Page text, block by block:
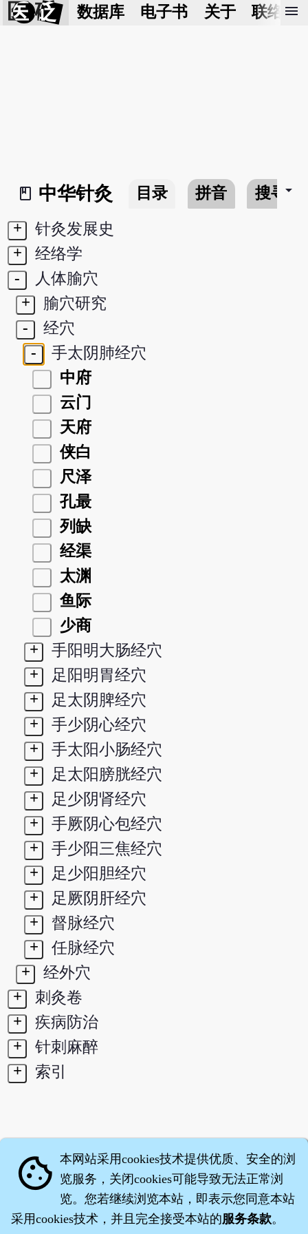
医 砭 数据库 电子书 关于 联络我
menu
book_2
中华针灸 目录 拼音 搜寻arrow_drop_down
+
针灸发展史
+
经络学
-
人体腧穴
+
腧穴研究
-
经穴
-
手太阴肺经穴
中府
云门
天府
侠白
尺泽
孔最
列缺
经渠
太渊
鱼际
少商
+
手阳明大肠经穴
+
足阳明胃经穴
+
足太阴脾经穴
+
手少阴心经穴
+
手太阳小肠经穴
+
足太阳膀胱经穴
+
足少阴肾经穴
+
手厥阴心包经穴
+
手少阳三焦经穴
+
足少阳胆经穴
+
足厥阴肝经穴
+
督脉经穴
+
任脉经穴
+
经外穴
+
刺灸卷
+
疾病防治
+
针刺麻醉
+
索引
cookie 本网站采用cookies技术提供优质、安全的浏
览服务，关闭cookies可能导致无法正常浏
览。您若继续浏览本站，即表示您同意本站
采用cookies技术，并且完全接受本站的服务条款。